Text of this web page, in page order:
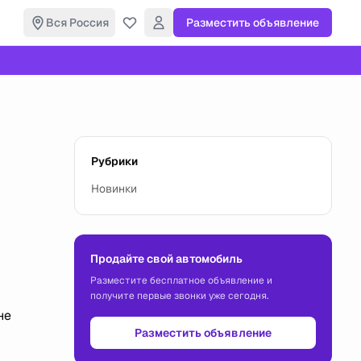
Вся Россия Разместить объявление
Рубрики
Новинки
Продайте свой автомобиль
Разместите бесплатное объявление и
получите первые звонки уже сегодня.
Разместить объявление